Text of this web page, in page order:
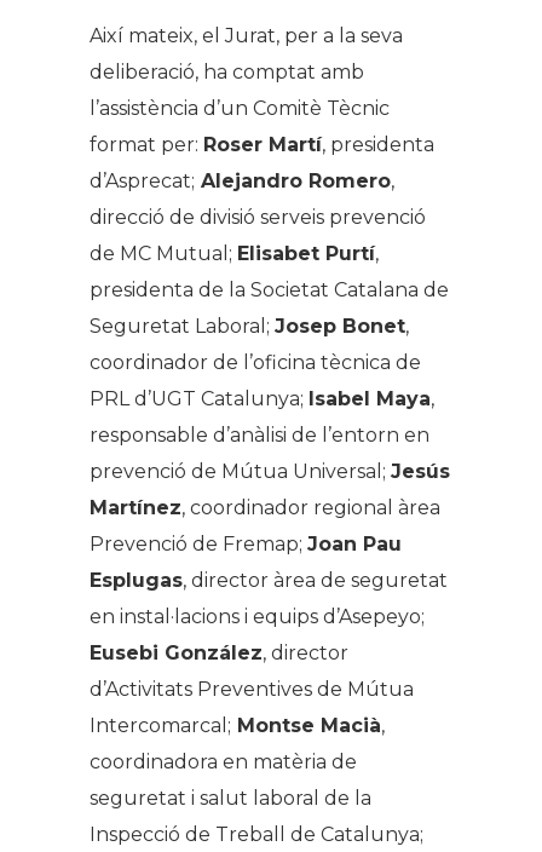
Així mateix, el Jurat, per a la seva
deliberació, ha comptat amb
l’assistència d’un Comitè Tècnic
format per: Roser Martí, presidenta
d’Asprecat; Alejandro Romero,
direcció de divisió serveis prevenció
de MC Mutual; Elisabet Purtí,
presidenta de la Societat Catalana de
Seguretat Laboral; Josep Bonet,
coordinador de l’oficina tècnica de
PRL d’UGT Catalunya; Isabel Maya,
responsable d’anàlisi de l’entorn en
prevenció de Mútua Universal; Jesús
Martínez, coordinador regional àrea
Prevenció de Fremap; Joan Pau
Esplugas, director àrea de seguretat
en instal·lacions i equips d’Asepeyo;
Eusebi González, director
d’Activitats Preventives de Mútua
Intercomarcal; Montse Macià,
coordinadora en matèria de
seguretat i salut laboral de la
Inspecció de Treball de Catalunya;